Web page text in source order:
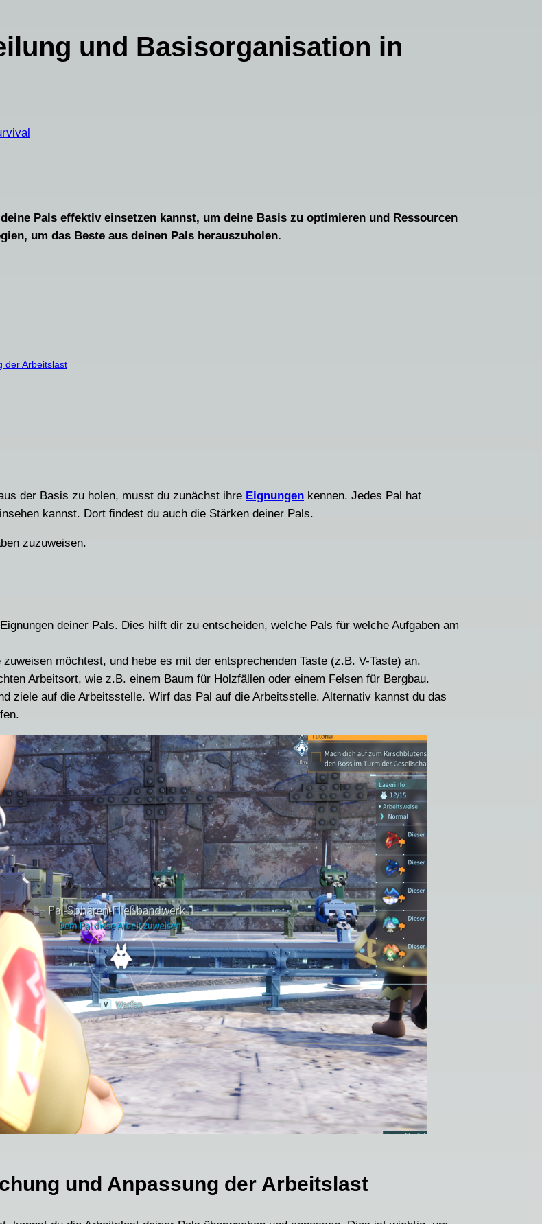
und Basisorganisation in
Pals effektiv einsetzen kannst, um deine Basis zu optimieren und Ressourcen
um das Beste aus deinen Pals herauszuholen.
der Arbeitslast
der Basis zu holen, musst du zunächst ihre Eignungen kennen. Jedes Pal hat
kannst. Dort findest du auch die Stärken deiner Pals.
zuzuweisen.
deiner Pals. Dies hilft dir zu entscheiden, welche Pals für welche Aufgaben am
möchtest, und hebe es mit der entsprechenden Taste (z.B. V-Taste) an.
Arbeitsort, wie z.B. einem Baum für Holzfällen oder einem Felsen für Bergbau.
ziele auf die Arbeitsstelle. Wirf das Pal auf die Arbeitsstelle. Alternativ kannst du das
und Anpassung der Arbeitslast